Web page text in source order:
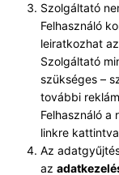
Szolgáltató
Felhasználó
leiratkozhat
Szolgáltató
szükséges –
további
Felhasználó a
linkre
Az
az